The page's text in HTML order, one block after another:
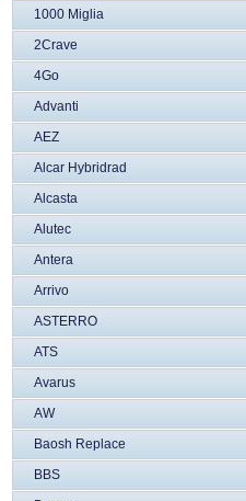
1000 Miglia
2Crave
4Go
Advanti
AEZ
Alcar Hybridrad
Alcasta
Alutec
Antera
Arrivo
ASTERRO
ATS
Avarus
AW
Baosh Replace
BBS